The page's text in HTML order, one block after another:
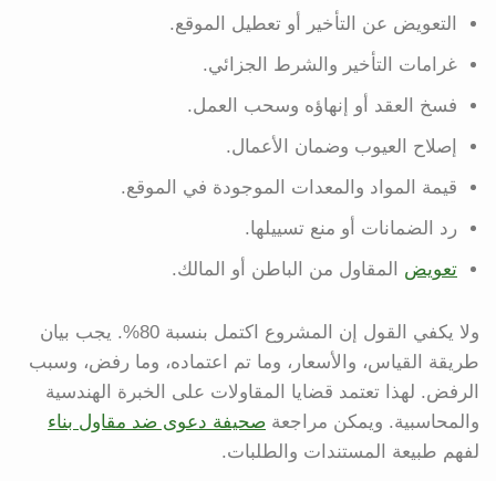
التعويض عن التأخير أو تعطيل الموقع.
غرامات التأخير والشرط الجزائي.
فسخ العقد أو إنهاؤه وسحب العمل.
إصلاح العيوب وضمان الأعمال.
قيمة المواد والمعدات الموجودة في الموقع.
رد الضمانات أو منع تسييلها.
تعويض المقاول من الباطن أو المالك.
ولا يكفي القول إن المشروع اكتمل بنسبة 80%. يجب بيان
طريقة القياس، والأسعار، وما تم اعتماده، وما رفض، وسبب
الرفض. لهذا تعتمد قضايا المقاولات على الخبرة الهندسية
والمحاسبية. ويمكن مراجعة صحيفة دعوى ضد مقاول بناء
لفهم طبيعة المستندات والطلبات.